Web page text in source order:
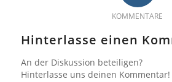
KOMMENTARE
Hinterlasse einen
An der Diskussion beteiligen?
Hinterlasse uns deinen Kommentar!